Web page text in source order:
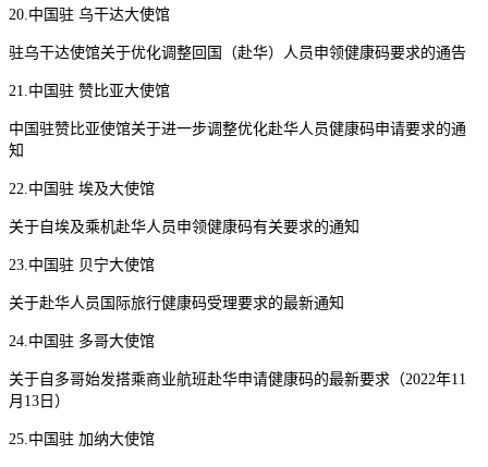
20.中国驻 乌干达大使馆
驻乌干达使馆关于优化调整回国（赴华）人员申领健康码要求的通告
21.中国驻 赞比亚大使馆
中国驻赞比亚使馆关于进一步调整优化赴华人员健康码申请要求的通
知
22.中国驻 埃及大使馆
关于自埃及乘机赴华人员申领健康码有关要求的通知
23.中国驻 贝宁大使馆
关于赴华人员国际旅行健康码受理要求的最新通知
24.中国驻 多哥大使馆
关于自多哥始发搭乘商业航班赴华申请健康码的最新要求（2022年11
月13日）
25.中国驻 加纳大使馆